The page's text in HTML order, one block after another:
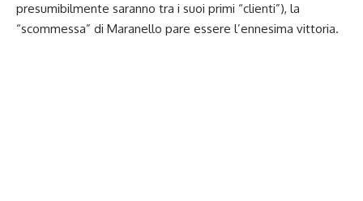
presumibilmente saranno tra i suoi primi “clienti”), la
“scommessa” di Maranello pare essere l’ennesima vittoria.